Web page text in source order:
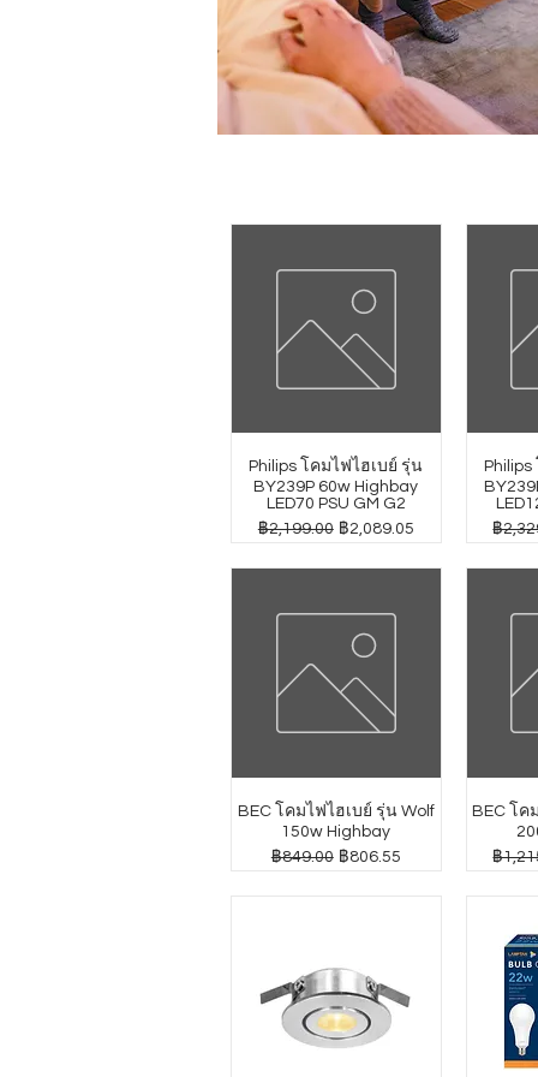
Philips โคมไฟไฮเบย์ รุ่น
BY239P 60w Highbay
LED70 PSU GM G2
ราคาปกติ
฿2,199.00 ราคาขายลด
฿2,089.05
ราคา
฿
BEC โคมไฟไฮเบย์ รุ่น Wolf
150w Highbay
ราคาปกติ
฿849.00 ราคาขายลด
฿806.55
BEC โค
ราคา
฿